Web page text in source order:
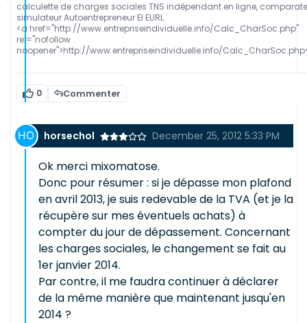
calculette de charges sociales TNS indépendant en ligne,
simulateur Autoentrepreneur EI EURL
<a href="http://www.entrepriseindividuelle.info/Calc_CharSoc.php"
rel="nofollow
noopener">http://www.entrepriseindividuelle.info/
0 Commenter
horsechol December 25, 2012 5:33 PM
Ok merci mixomatose.
Donc pour résumer : si je dépasse mon plafond
en avril 2013, je suis redevable de la TVA (et je la
récupère sur mes éventuels achats) à
compter du jour de dépassement. Concernant
les charges sociales, le changement se fait au
1er janvier 2014.
Par contre, il me faudra continuer à déclarer
de la même manière que maintenant jusqu'en
2014 ?